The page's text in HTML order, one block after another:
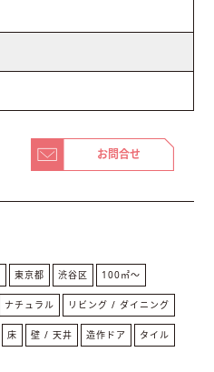
お問合せ
東京都 渋谷区 100㎡〜
ナチュラル リビング / ダイニング
床 壁 / 天井 造作ドア タイル